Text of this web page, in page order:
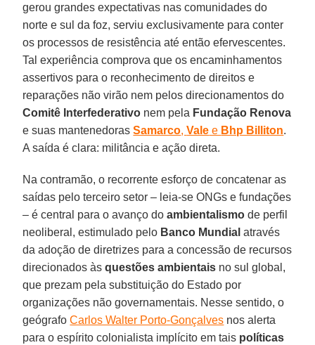
gerou grandes expectativas nas comunidades do
norte e sul da foz, serviu exclusivamente para conter
os processos de resistência até então efervescentes.
Tal experiência comprova que os encaminhamentos
assertivos para o reconhecimento de direitos e
reparações não virão nem pelos direcionamentos do
Comitê Interfederativo nem pela Fundação Renova
e suas mantenedorasSamarco,Vale e Bhp Billiton.
A saída é clara: militância e ação direta.
Na contramão, o recorrente esforço de concatenar as
saídas pelo terceiro setor – leia-se ONGs e fundações
– é central para o avanço doambientalismo de perfil
neoliberal, estimulado pelo Banco Mundial através
da adoção de diretrizes para a concessão de recursos
direcionados àsquestões ambientais no sul global,
que prezam pela substituição do Estado por
organizações não governamentais. Nesse sentido, o
geógrafoCarlos Walter Porto-Gonçalves nos alerta
para o espírito colonialista implícito em tais políticas